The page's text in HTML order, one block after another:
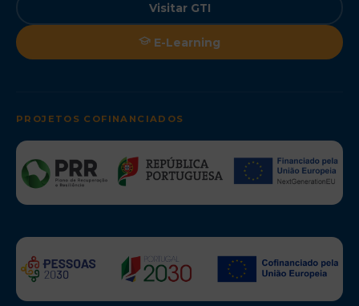
Visitar GTI
E-Learning
PROJETOS COFINANCIADOS